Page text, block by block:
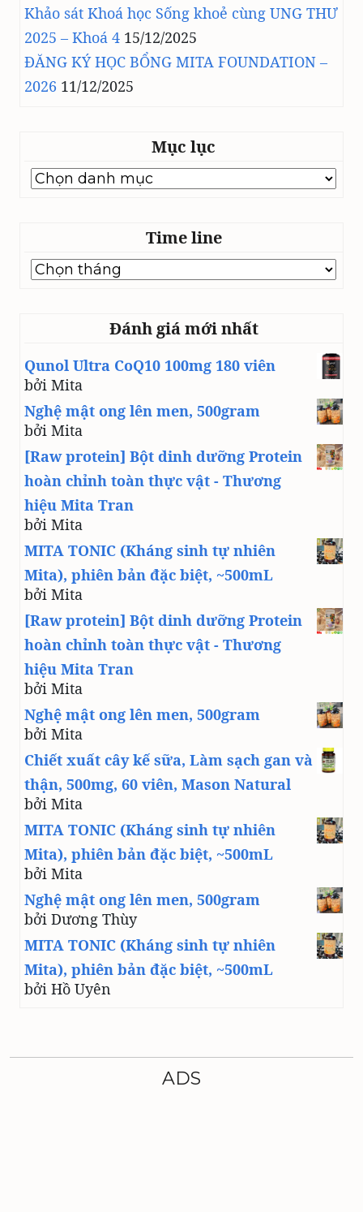
Khảo sát Khoá học Sống khoẻ cùng UNG THƯ
2025 – Khoá 4 15/12/2025
ĐĂNG KÝ HỌC BỔNG MITA FOUNDATION –
2026 11/12/2025
Mục lục
Mục
lục
Time line
Time
line
Đánh giá mới nhất
Qunol Ultra CoQ10 100mg 180 viên
bởi Mita
Nghệ mật ong lên men, 500gram
bởi Mita
[Raw protein] Bột dinh dưỡng Protein
hoàn chỉnh toàn thực vật - Thương
hiệu Mita Tran
bởi Mita
MITA TONIC (Kháng sinh tự nhiên
Mita), phiên bản đặc biệt, ~500mL
bởi Mita
[Raw protein] Bột dinh dưỡng Protein
hoàn chỉnh toàn thực vật - Thương
hiệu Mita Tran
bởi Mita
Nghệ mật ong lên men, 500gram
bởi Mita
Chiết xuất cây kế sữa, Làm sạch gan và
thận, 500mg, 60 viên, Mason Natural
bởi Mita
MITA TONIC (Kháng sinh tự nhiên
Mita), phiên bản đặc biệt, ~500mL
bởi Mita
Nghệ mật ong lên men, 500gram
bởi Dương Thùy
MITA TONIC (Kháng sinh tự nhiên
Mita), phiên bản đặc biệt, ~500mL
bởi Hồ Uyên
ADS